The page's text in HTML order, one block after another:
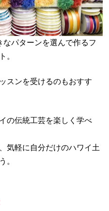
パターンを選んで作るフ
。
スンを受けるのもおすす
の伝統工芸を楽しく学べ
気軽に自分だけのハワイ土
。